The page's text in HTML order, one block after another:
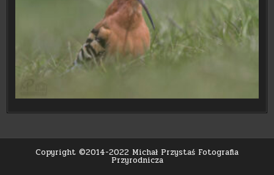
Copyright ©2014-2022 Michał Przystaś Fotografia
Przyrodnicza